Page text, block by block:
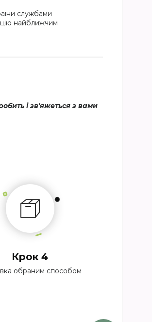
службами
найближчим
і зв'яжеться з вами
Крок 4
обраним способом